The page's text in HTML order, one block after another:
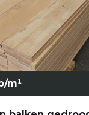
m¹